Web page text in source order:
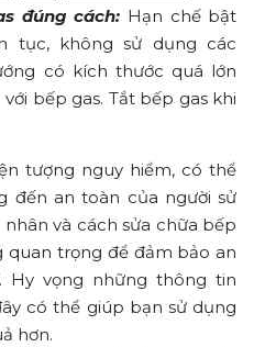
đúng cách: Hạn chế bật
tục, không sử dụng các
có kích thước quá lớn
bếp gas. Tắt bếp gas khi
tượng nguy hiểm, có thể
đến an toàn của người sử
và cách sửa chữa bếp
quan trọng để đảm bảo an
Hy vọng những thông tin
có thể giúp bạn sử dụng
hơn.